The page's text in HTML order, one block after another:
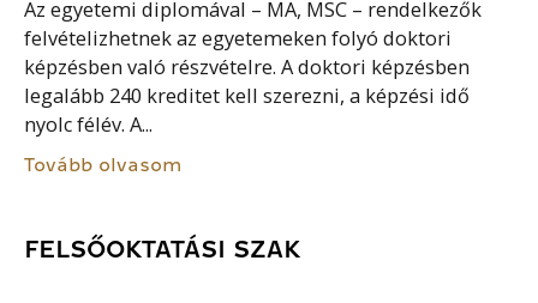
Az egyetemi diplomával – MA, MSC – rendelkezők
felvételizhetnek az egyetemeken folyó doktori
képzésben való részvételre. A doktori képzésben
legalább 240 kreditet kell szerezni, a képzési idő
nyolc félév. A...
Tovább olvasom
FELSŐOKTATÁSI SZAK